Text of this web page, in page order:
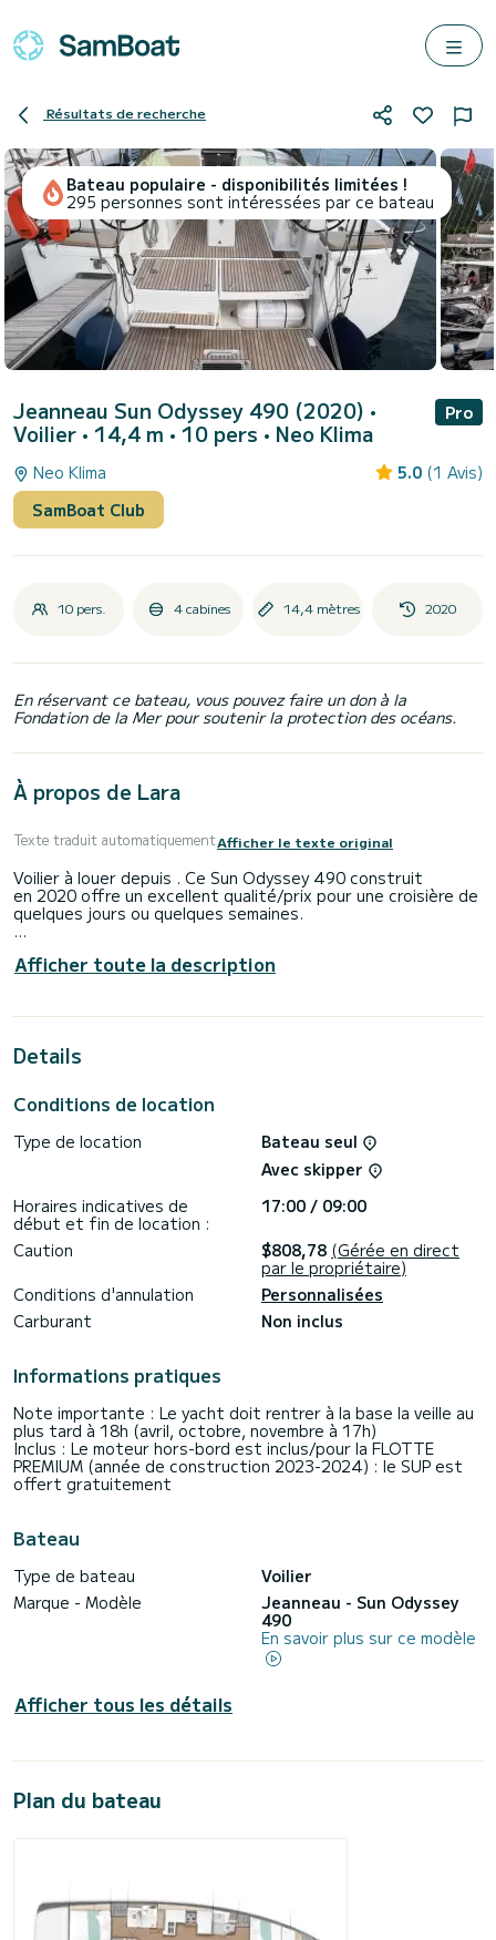
Résultats de recherche
Bateau populaire - disponibilités limitées !
295 personnes sont intéressées par ce bateau
Jeanneau Sun Odyssey 490 (2020) •
Voilier • 14,4 m • 10 pers • Neo Klima
Pro
Neo Klima 5.0 (1 Avis)
SamBoat Club
10 pers. 4 cabines 14,4 mètres 2020
En réservant ce bateau, vous pouvez faire un don à la
Fondation de la Mer pour soutenir la protection des océans.
À propos de Lara
Texte traduit automatiquementAfficher le texte original
Voilier à louer depuis . Ce Sun Odyssey 490 construit
en 2020 offre un excellent qualité/prix pour une croisière de
quelques jours ou quelques semaines.
80 chevaux. Les 4 cabines permettent d'accueillir 10
personnes en navigation croisière.
Pour votre confort, Lara possède 4 toilettes avec douche
Ce bateau est équipé d'une Grand voile lattée et d'un
d'annexe, Propulseur d'étrave, Douche de pont.
Les demandes de réservation et devis sont gérées
directement par SamBoat. Vous obtiendrez les meilleurs prix
Afficher toute la description
Details
Conditions de location
Type de location
Bateau seul
Avec skipper
Horaires indicatives de
début et fin de location :
17:00 / 09:00
Caution
$808,78 (Gérée en direct
par le propriétaire)
Conditions d'annulation
Personnalisées
Carburant
Non inclus
Informations pratiques
Note importante : Le yacht doit rentrer à la base la veille au
plus tard à 18h (avril, octobre, novembre à 17h)
Inclus : Le moteur hors-bord est inclus/pour la FLOTTE
PREMIUM (année de construction 2023-2024) : le SUP est
offert gratuitement
Bateau
Type de bateau
Voilier
Marque - Modèle
Jeanneau - Sun Odyssey
490
En savoir plus sur ce modèle
Afficher tous les détails
Plan du bateau